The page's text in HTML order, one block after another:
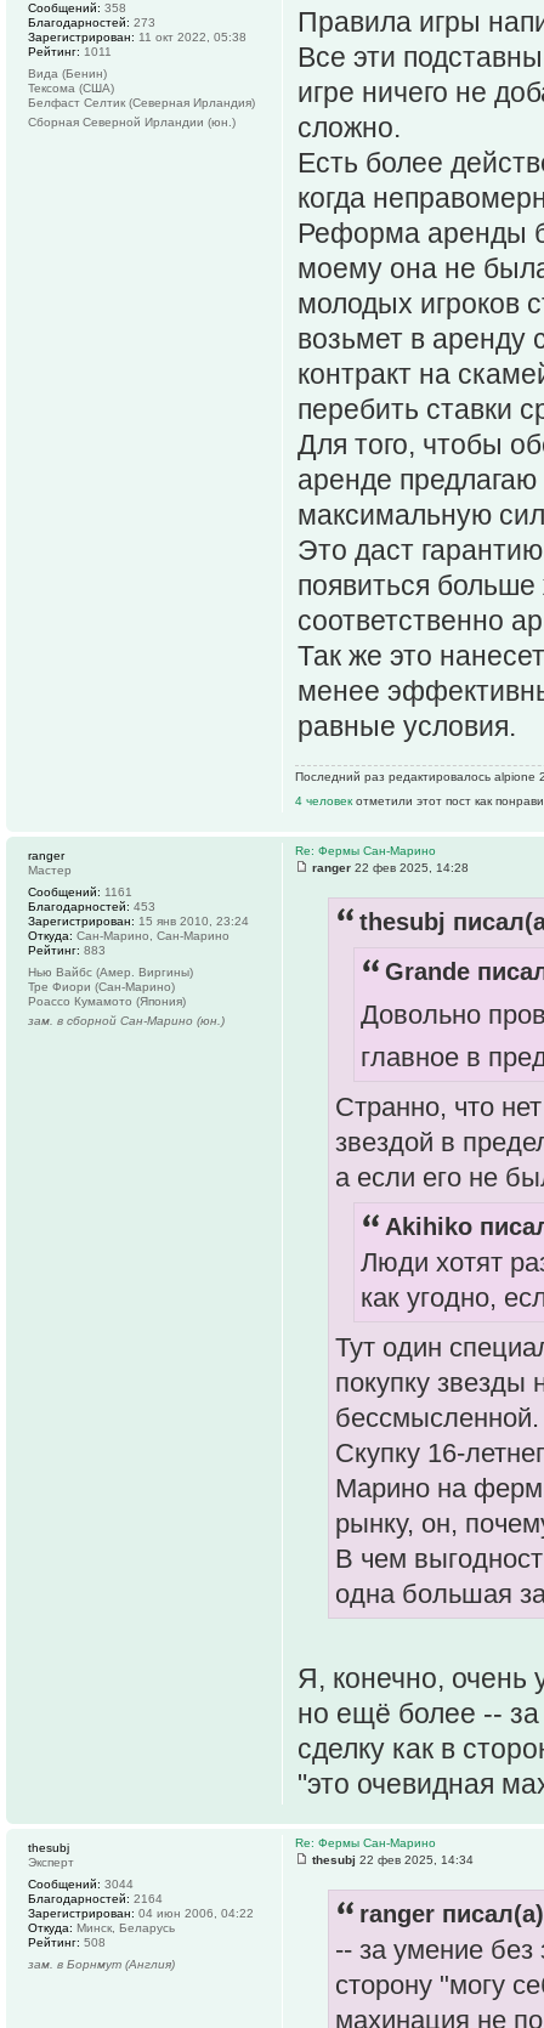
Правила игры
Все эти
игре ничего не
сложно.
Есть более
когда
Реформа аренды
моему она не
молодых игроков
возьмет в аренду
контракт на
перебить ставки
Для того, чтобы
аренде
максимальную
Это даст
появиться
соответственно
Так же это
менее
равные условия.
Последний раз редактировалось alpione
4 человекотметили этот пост как
Сообщений: 358
Благодарностей: 273
Зарегистрирован: 11 окт 2022, 05:38
Рейтинг: 1011
Вида (Бенин)
Тексома (США)
Белфаст Селтик (Северная Ирландия)
Сборная Северной Ирландии (юн.)
Re: Фермы Сан-Марино
ranger 22 фев 2025, 14:28
thesubj
Grande
Довольно
главное в
Странно, что
звездой в
а если его не
Akihiko
Люди хотят
как угодно,
Тут один
покупку звезды
бессмысленной.
Скупку 16-
Марино на
рынку, он,
В чем
одна большая
Я, конечно, очень
но ещё более --
сделку как в
"это очевидная
ranger
Мастер
Сообщений: 1161
Благодарностей: 453
Зарегистрирован: 15 янв 2010, 23:24
Откуда: Сан-Марино, Сан-Марино
Рейтинг: 883
Нью Вайбс (Амер. Виргины)
Тре Фиори (Сан-Марино)
Роассо Кумамото (Япония)
зам. в сборной Сан-Марино (юн.)
Re: Фермы Сан-Марино
thesubj 22 фев 2025, 14:34
ranger
-- за умение
сторону "могу
махинация не
thesubj
Эксперт
Сообщений: 3044
Благодарностей: 2164
Зарегистрирован: 04 июн 2006, 04:22
Откуда: Минск, Беларусь
Рейтинг: 508
зам. в Борнмут (Англия)